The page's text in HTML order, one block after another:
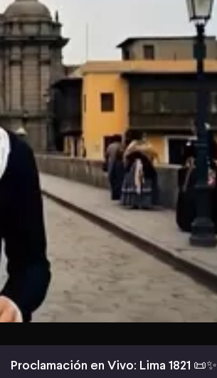
Proclamación en Vivo: Lima 1821 📜✨